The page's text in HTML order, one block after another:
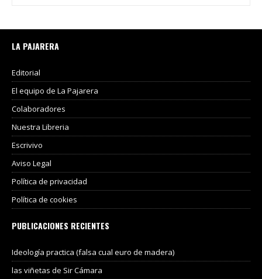
LA PAJARERA
Editorial
El equipo de La Pajarera
Colaboradores
Nuestra Libreria
Escrivivo
Aviso Legal
Política de privacidad
Política de cookies
PUBLICACIONES RECIENTES
Ideología practica (falsa cual euro de madera)
las viñetas de Sir Cámara